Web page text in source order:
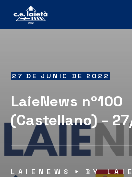
27 DE JUNIO DE 2022
LaieNews nº100
(Castellano) –
LAIENEWS BY